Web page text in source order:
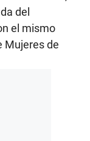
del
el mismo
Mujeres de